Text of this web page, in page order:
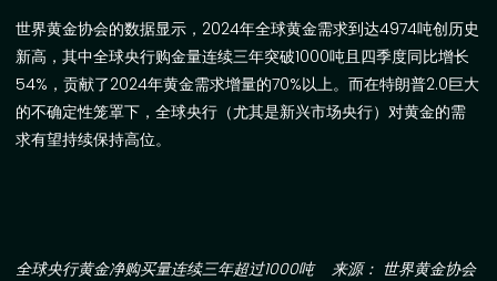
世界黄金协会的数据显示， 2024年全球黄金需求到达4974吨创历史
新高，其中全球央行购金量连续三年突破1000吨且四季度同比增长
54% ，贡献了2024年黄金需求增量的70%以上。而在特朗普2.0巨大
的不确定性笼罩下，全球央行（尤其是新兴市场央行）对黄金的需
求有望持续保持高位。
全球央行黄金净购买量连续三年超过1000吨 来源： 世界黄金协会